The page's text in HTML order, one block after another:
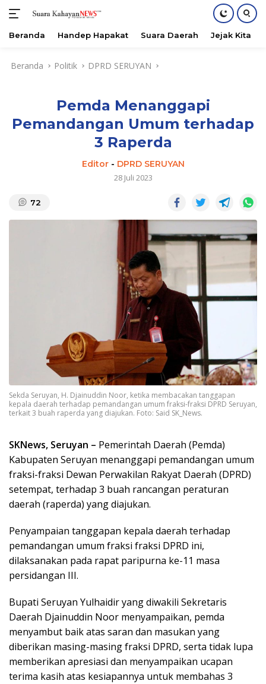
Beranda Handep Hapakat Suara Daerah Jejak Kita
Beranda Politik DPRD SERUYAN
Pemda Menanggapi
Pemandangan Umum terhadap
3 Raperda
Editor- DPRD SERUYAN
28 Juli 2023
72
Sekda Seruyan, H. Djainuddin Noor, ketika membacakan tanggapan
kepala daerah terhadap pemandangan umum fraksi-fraksi DPRD Seruyan,
terkait 3 buah raperda yang diajukan. Foto: Said SK_News.
SKNews, Seruyan – Pemerintah Daerah (Pemda)
Kabupaten Seruyan menanggapi pemandangan umum
fraksi-fraksi Dewan Perwakilan Rakyat Daerah (DPRD)
setempat, terhadap 3 buah rancangan peraturan
daerah (raperda) yang diajukan.
Penyampaian tanggapan kepala daerah terhadap
pemandangan umum fraksi fraksi DPRD ini,
dilaksanakan pada rapat paripurna ke-11 masa
persidangan III.
Bupati Seruyan Yulhaidir yang diwakili Sekretaris
Daerah Djainuddin Noor menyampaikan, pemda
menyambut baik atas saran dan masukan yang
diberikan masing-masing fraksi DPRD, serta tidak lupa
memberikan apresiasi dan menyampaikan ucapan
terima kasih atas kesiapannya untuk membahas 3